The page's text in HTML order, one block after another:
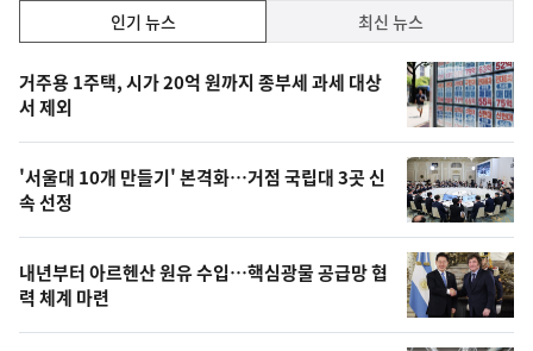
기,
최
신,
오
늘
의
영
상
인기 뉴스 최신 뉴스
기
뉴
스
거주용 1주택, 시가 20억 원까지 종부세 과세 대상
서 제외
'서울대 10개 만들기' 본격화…거점 국립대 3곳 신
속 선정
내년부터 아르헨산 원유 수입…핵심광물 공급망 협
력 체계 마련